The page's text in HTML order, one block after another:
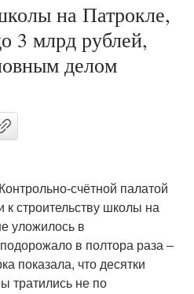
на Патрокле,
3 млрд рублей,
делом
счётной палатой
к строительству школы на
уложилось в
в полтора раза –
показала, что десятки
тратились не по